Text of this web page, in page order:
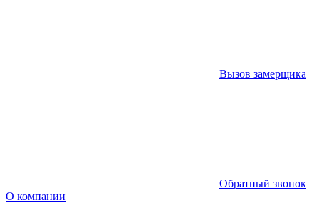
Вызов замерщика
Обратный звонок
О компании